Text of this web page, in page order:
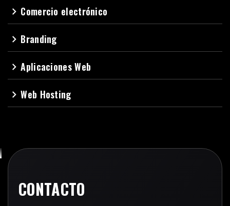
navigate_next Comercio electrónico
navigate_next Branding
navigate_nextAplicaciones Web
navigate_nextWeb Hosting
CONTACTO